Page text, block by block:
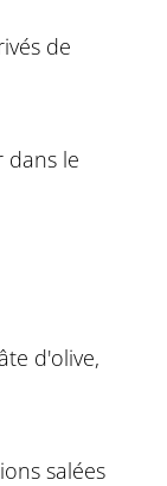
de
dans le
d'olive,
salées